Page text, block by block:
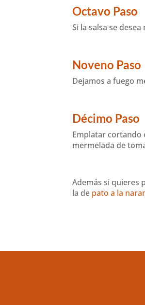
Octavo Paso
Si la salsa se
Noveno Paso
Dejamos a fuego
Décimo Paso
Emplatar cortando
mermelada de
Además si quieres
la de pato a la